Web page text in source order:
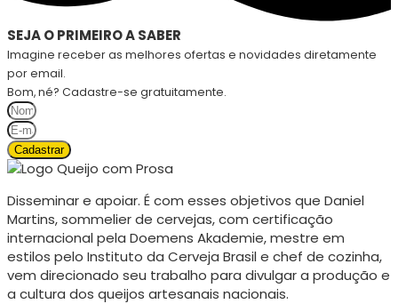
SEJA O PRIMEIRO A SABER
Imagine receber as melhores ofertas e novidades diretamente
por email.
Bom, né? Cadastre-se gratuitamente.
Cadastrar
Disseminar e apoiar. É com esses objetivos que Daniel
Martins, sommelier de cervejas, com certificação
internacional pela Doemens Akademie, mestre em
estilos pelo Instituto da Cerveja Brasil e chef de cozinha,
vem direcionado seu trabalho para divulgar a produção e
a cultura dos queijos artesanais nacionais.